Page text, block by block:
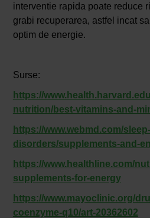
interventie rapida poate reduce
grabi recuperarea, astfel incat
optim de energie.
Surse:
https://
nutrition/best-vitamins-and-
https://www.webmd.com/sleep-
disorders/supplements-and-
https://www.healthline.com/
supplements-for-energy
https://www.mayoclinic.org/
coenzyme-q10/art-20362602